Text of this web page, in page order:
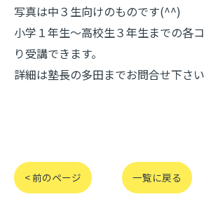
写真は中３生向けのものです(^^)
小学１年生～高校生３年生までの各
り受講できます。
詳細は塾長の多田までお問合せ下さ
< 前のページ 一覧に戻る